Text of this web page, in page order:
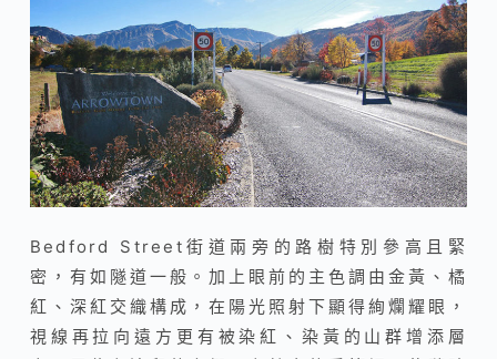
Bedford Street街道兩旁的路樹特別參高且緊
密，有如隧道一般。加上眼前的主色調由金黃、橘
紅、深紅交織構成，在陽光照射下顯得絢爛耀眼，
視線再拉向遠方更有被染紅、染黃的山群增添層